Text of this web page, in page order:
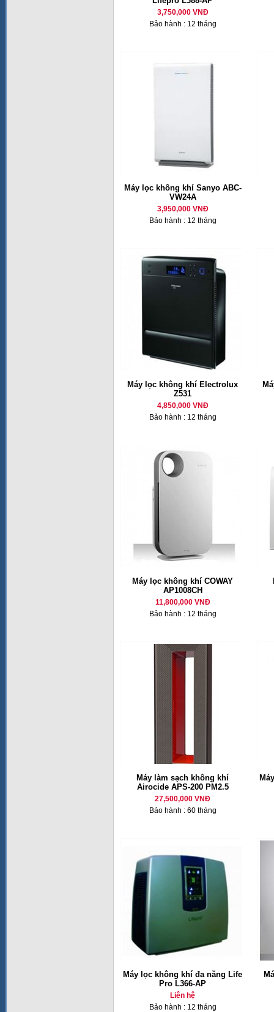
3,750,000 VNĐ
Bảo hành : 12 tháng
Máy lọc không khí Sanyo ABC-
VW24A
3,950,000 VNĐ
Bảo hành : 12 tháng
Máy lọc không khí Electrolux
Z531
4,850,000 VNĐ
Bảo hành : 12 tháng
Máy lọc không khí COWAY
AP1008CH
11,800,000 VNĐ
Bảo hành : 12 tháng
Máy làm sạch không khí
Airocide APS-200 PM2.5
27,500,000 VNĐ
Bảo hành : 60 tháng
Máy lọc không khí đa năng Life
Pro L366-AP
Liên hệ
Bảo hành : 12 tháng